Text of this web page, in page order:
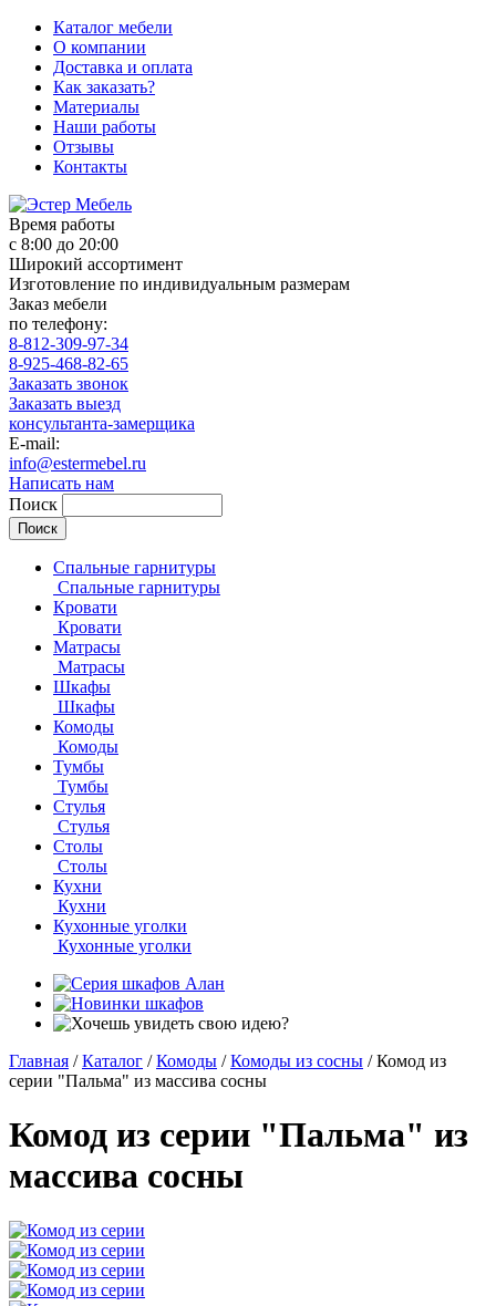
Каталог мебели
О компании
Доставка и оплата
Как заказать?
Материалы
Наши работы
Отзывы
Контакты
Время работы
с 8:00 до 20:00
Широкий ассортимент
Изготовление по индивидуальным размерам
Заказ мебели
по телефону:
8-812-309-97-34
8-925-468-82-65
Заказать звонок
Заказать выезд
консультанта-замерщика
E-mail:
info@estermebel.ru
Написать нам
Поиск
Спальные гарнитуры
Спальные гарнитуры
Кровати
Кровати
Матрасы
Матрасы
Шкафы
Шкафы
Комоды
Комоды
Тумбы
Тумбы
Стулья
Стулья
Столы
Столы
Кухни
Кухни
Кухонные уголки
Кухонные уголки
Главная / Каталог / Комоды / Комоды из сосны / Комод из
серии "Пальма" из массива сосны
Комод из серии "Пальма" из
массива сосны